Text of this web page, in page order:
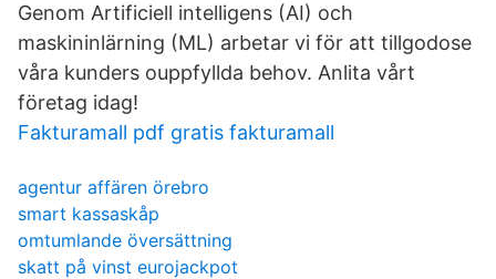
Genom Artificiell intelligens (AI) och
maskininlärning (ML) arbetar vi för att tillgodose
våra kunders ouppfyllda behov. Anlita vårt
företag idag!
Fakturamall pdf gratis fakturamall
agentur affären örebro
smart kassaskåp
omtumlande översättning
skatt på vinst eurojackpot